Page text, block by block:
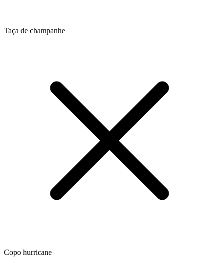
Taça de champanhe
Copo hurricane